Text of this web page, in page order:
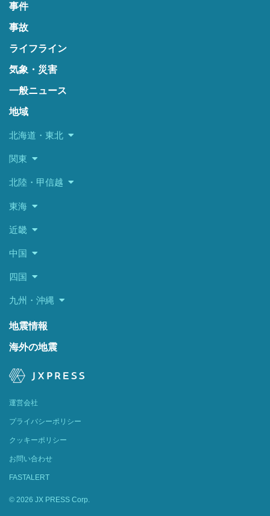
事件
事故
ライフライン
気象・災害
一般ニュース
地域
北海道・東北
関東
北陸・甲信越
東海
近畿
中国
四国
九州・沖縄
地震情報
海外の地震
運営会社
プライバシーポリシー
クッキーポリシー
お問い合わせ
FASTALERT
© 2026 JX PRESS Corp.